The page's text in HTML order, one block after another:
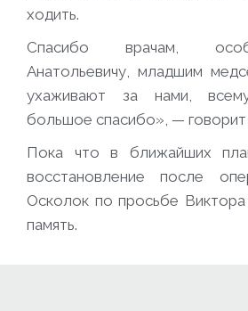
ходить.
Спасибо врачам,
Анатольевичу, младшим
ухаживают за нами,
большое спасибо», — говорит
Пока что в ближайших
восстановление после
Осколок по просьбе
память.